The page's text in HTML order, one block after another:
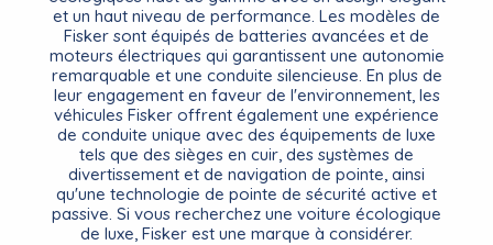
et un haut niveau de performance. Les modèles de
Fisker sont équipés de batteries avancées et de
moteurs électriques qui garantissent une autonomie
remarquable et une conduite silencieuse. En plus de
leur engagement en faveur de l'environnement, les
véhicules Fisker offrent également une expérience
de conduite unique avec des équipements de luxe
tels que des sièges en cuir, des systèmes de
divertissement et de navigation de pointe, ainsi
qu'une technologie de pointe de sécurité active et
passive. Si vous recherchez une voiture écologique
de luxe, Fisker est une marque à considérer.